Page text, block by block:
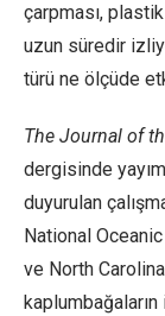
çarpması,
uzun süredir
türü ne ölçüde
The Journal of
dergisinde
duyurulan
National
ve North